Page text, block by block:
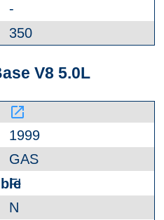
-
350
V8 5.0L
launch
1999
GAS
FI
N